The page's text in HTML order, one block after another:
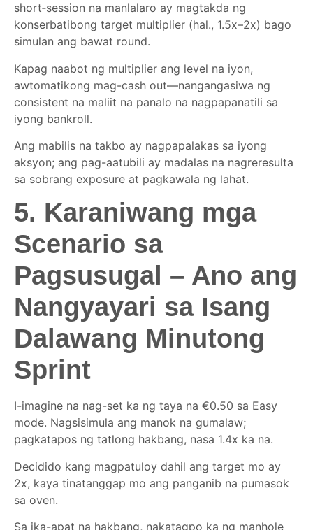
short‑session na manlalaro ay magtakda ng
konserbatibong target multiplier (hal., 1.5x–2x) bago
simulan ang bawat round.
Kapag naabot ng multiplier ang level na iyon,
awtomatikong mag-cash out—nangangasiwa ng
consistent na maliit na panalo na nagpapanatili sa
iyong bankroll.
Ang mabilis na takbo ay nagpapalakas sa iyong
aksyon; ang pag-aatubili ay madalas na nagreresulta
sa sobrang exposure at pagkawala ng lahat.
5. Karaniwang mga
Scenario sa
Pagsusugal – Ano ang
Nangyayari sa Isang
Dalawang Minutong
Sprint
I-imagine na nag-set ka ng taya na €0.50 sa Easy
mode. Nagsisimula ang manok na gumalaw;
pagkatapos ng tatlong hakbang, nasa 1.4x ka na.
Decidido kang magpatuloy dahil ang target mo ay
2x, kaya tinatanggap mo ang panganib na pumasok
sa oven.
Sa ika-apat na hakbang, nakatagpo ka ng manhole